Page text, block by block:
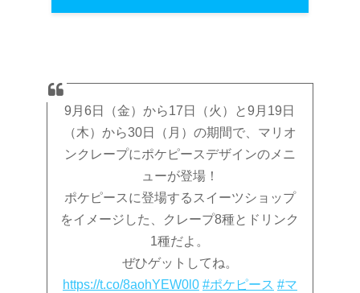
9月6日（金）から17日（火）と9月19日
（木）から30日（月）の期間で、マリオ
ンクレープにポケピースデザインのメニ
ューが登場！
ポケピースに登場するスイーツショップ
をイメージした、クレープ8種とドリンク
1種だよ。
ぜひゲットしてね。
https://t.co/8aohYEW0l0 #ポケピース #マ